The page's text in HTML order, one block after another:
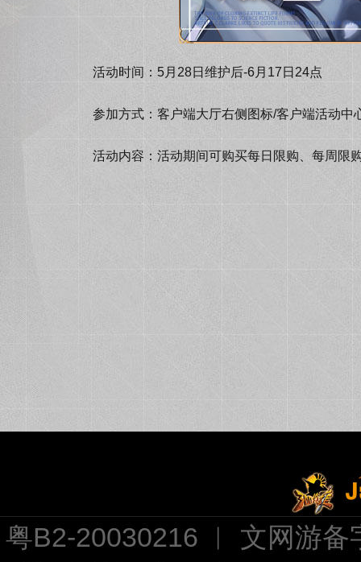
活动时间：5月28日维护后-6月17日24点
参加方式：客户端大厅右侧图标/客户端活动中
活动内容：活动期间可购买每日限购、每周限
粤B2-20030216 ︱ 文网游